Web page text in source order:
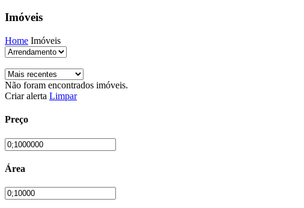
Imóveis
Home Imóveis
Não foram encontrados imóveis.
Criar alerta Limpar
Preço
Área